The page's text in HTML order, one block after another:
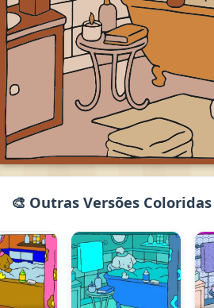
🎨 Outras Versões